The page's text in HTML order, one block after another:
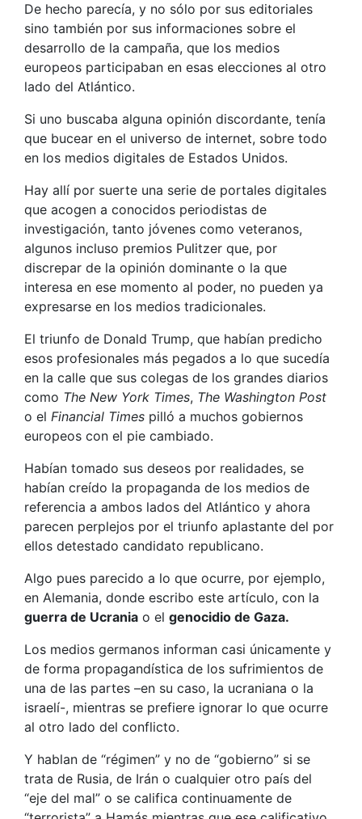
De hecho parecía, y no sólo por sus editoriales
sino también por sus informaciones sobre el
desarrollo de la campaña, que los medios
europeos participaban en esas elecciones al otro
lado del Atlántico.
Si uno buscaba alguna opinión discordante, tenía
que bucear en el universo de internet, sobre todo
en los medios digitales de Estados Unidos.
Hay allí por suerte una serie de portales digitales
que acogen a conocidos periodistas de
investigación, tanto jóvenes como veteranos,
algunos incluso premios Pulitzer que, por
discrepar de la opinión dominante o la que
interesa en ese momento al poder, no pueden ya
expresarse en los medios tradicionales.
El triunfo de Donald Trump, que habían predicho
esos profesionales más pegados a lo que sucedía
en la calle que sus colegas de los grandes diarios
como The New York Times, The Washington Post
o el Financial Times pilló a muchos gobiernos
europeos con el pie cambiado.
Habían tomado sus deseos por realidades, se
habían creído la propaganda de los medios de
referencia a ambos lados del Atlántico y ahora
parecen perplejos por el triunfo aplastante del por
ellos detestado candidato republicano.
Algo pues parecido a lo que ocurre, por ejemplo,
en Alemania, donde escribo este artículo, con la
guerra de Ucrania o el genocidio de Gaza.
Los medios germanos informan casi únicamente y
de forma propagandística de los sufrimientos de
una de las partes –en su caso, la ucraniana o la
israelí-, mientras se prefiere ignorar lo que ocurre
al otro lado del conflicto.
Y hablan de “régimen” y no de “gobierno” si se
trata de Rusia, de Irán o cualquier otro país del
“eje del mal” o se califica continuamente de